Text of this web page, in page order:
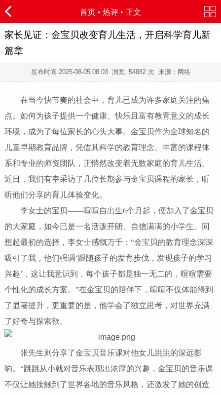
首页 • 热评 • 正文
家长见证：金宝贝改变育儿生活，开启科学育儿新
篇章
发布时间:2025-08-05 08:03浏览: 54882 次 来源：网络
在当今快节奏的社会中，育儿已成为许多家庭关注的焦
点。如何为孩子提供一个健康、快乐且富有教育意义的成长
环境，成为了每位家长的心头大事。金宝贝作为全球知名的
儿童早期教育品牌，凭借其科学的教育理念、丰富的课程体
系和专业的师资团队，正悄然改变着无数家庭的育儿生活。
近日，我们有幸采访了几位长期参与金宝贝课程的家长，听
听他们分享的育儿体验变化。
李女士的宝贝——暄暄自出生6个月起 ， 便加入了金宝贝
的大家庭，如今已是一名活泼开朗、自信满满的小学生。回
想起最初的选择，李女士感慨万千： “金宝贝的教育理念深深
吸引了我，他们强调‘跟随孩子的发育步伐，发现孩子的学习
兴趣’，这让我意识到，每个孩子都是独一无二的， 暄暄需要
个性化的成长方案。 ”在金宝贝的陪伴下， 暄暄不仅体能得到
了显著提升，更重要的是，他学会了独立思考，对世界充满
了好奇与探索欲。
张先生则分享了金宝贝音乐课对他女儿跳跳的深远影
响。 “跳跳从小就对音乐表现出浓厚的兴趣，金宝贝的音乐课
不仅让她接触到了世界各地的音乐风格，还激发了她的创造